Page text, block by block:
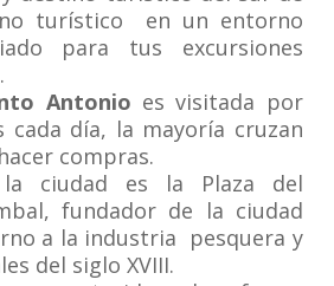
turístico en un entorno
para tus excursiones
Antonio es visitada por
cada día, la mayoría cruzan
compras.
ciudad es la Plaza del
fundador de la ciudad
a la industria pesquera y
del siglo XVIII.